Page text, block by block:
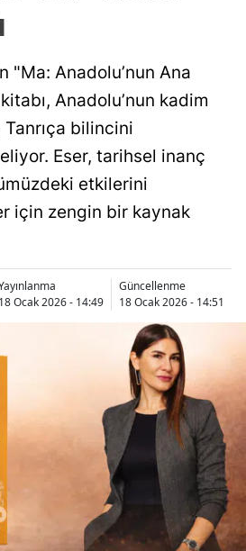
"Ma: Anadolu’nun Ana
Anadolu’nun kadim
Tanrıça bilincini
Eser, tarihsel inanç
etkilerini
için zengin bir kaynak
18 Ocak 2026 - 14:49
Güncellenme
18 Ocak 2026 - 14:51